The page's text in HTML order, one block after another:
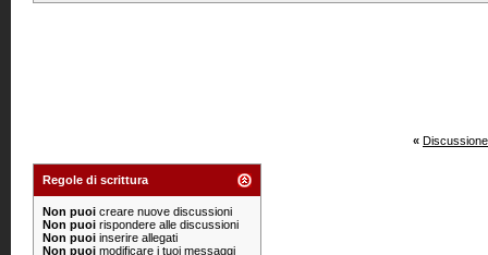
«
Regole di scrittura
Non puoi creare nuove discussioni
Non puoi rispondere alle discussioni
Non puoi inserire allegati
Non puoi modificare i tuoi messaggi